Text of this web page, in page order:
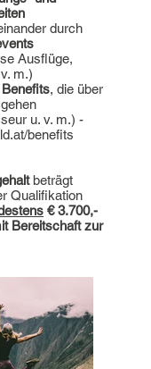
durch
Ausflüge,
m.)
, die über
u. v. m.) -
benefits
beträgt
Qualifikation
€ 3.700,-
Bereitschaft zur